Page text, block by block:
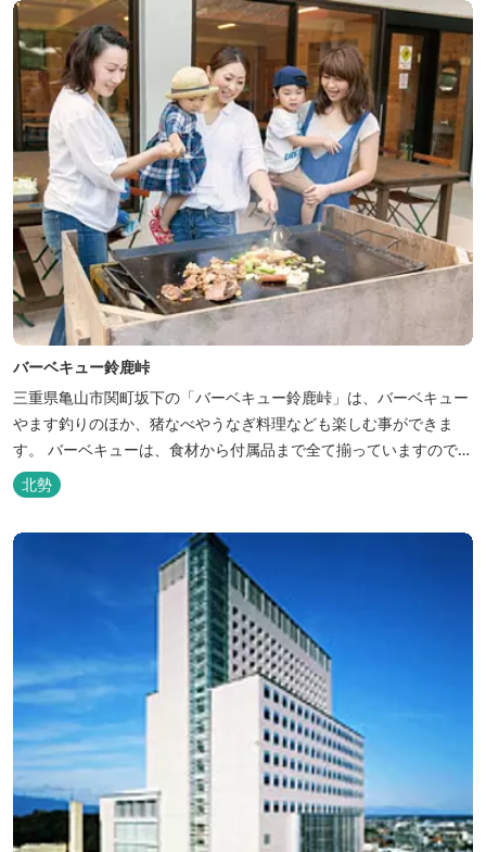
喜ベース」は、『自...
バーベキュー鈴鹿峠
三重県亀山市関町坂下の「バーベキュー鈴鹿峠」は、バーベキュー
やます釣りのほか、猪なべやうなぎ料理なども楽しむ事ができま
す。 バーベキューは、食材から付属品まで全て揃っていますので手
ぶらで楽しむ事ができますよ！釣り掘がありますので、釣ったその
場で味わえる「マス釣り」も人気です。 宿泊施設も完備していま
北勢